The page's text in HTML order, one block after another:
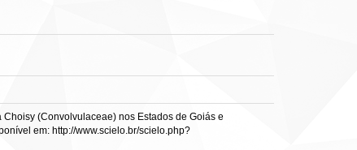
(Convolvulaceae) nos Estados de Goiás e
em: http://www.scielo.br/scielo.php?